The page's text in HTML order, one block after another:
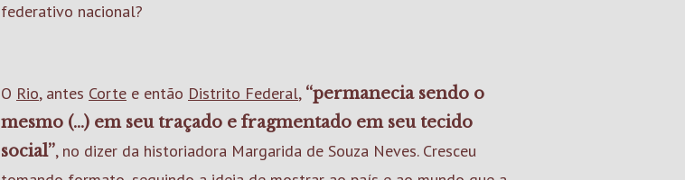
federativo nacional?
O Rio, antes Corte e então Distrito Federal, “permanecia sendo o
mesmo (...) em seu traçado e fragmentado em seu tecido
social”, no dizer da historiadora Margarida de Souza Neves. Cresceu